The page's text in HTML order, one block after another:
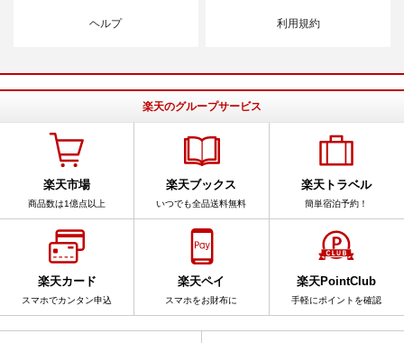
ヘルプ 利用規約
楽天のグループサービス
楽天市場
商品数は1億点以上
楽天ブックス
いつでも全品送料無料
楽天トラベル
簡単宿泊予約！
楽天カード
スマホでカンタン申込
楽天ペイ
スマホをお財布に
楽天PointClub
手軽にポイントを確認